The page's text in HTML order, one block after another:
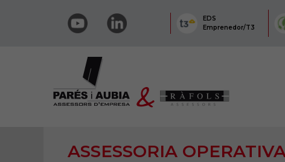
EDS
Emprenedor/T3
ASSESSORIA